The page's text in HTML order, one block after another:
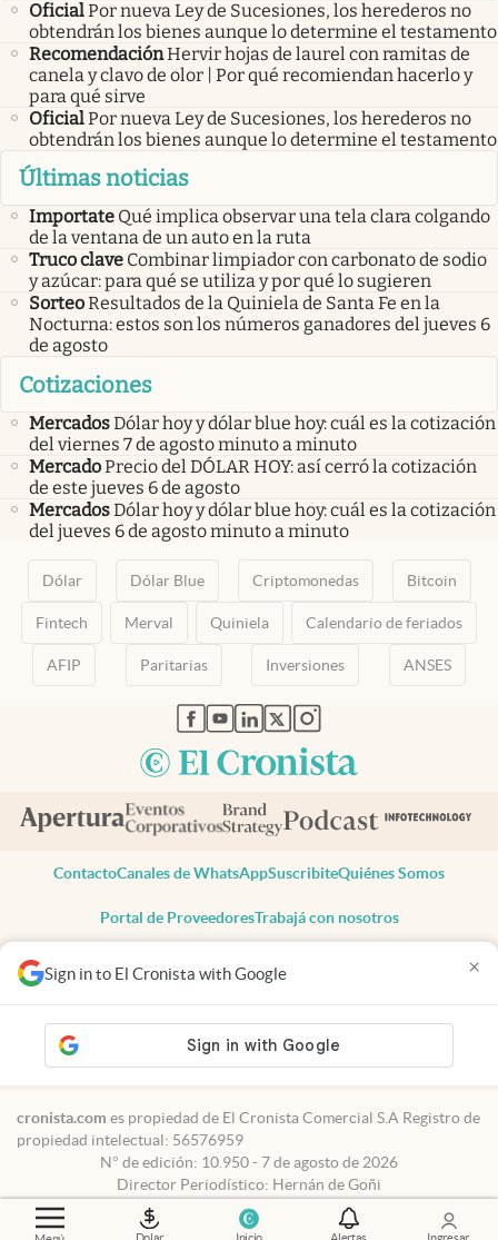
Sign in to El Cronista with Google ×
OficialPor nueva Ley de Sucesiones, los herederos no
obtendrán los bienes aunque lo determine el testamento
RecomendaciónHervir hojas de laurel con ramitas de
canela y clavo de olor | Por qué recomiendan hacerlo y
para qué sirve
OficialPor nueva Ley de Sucesiones, los herederos no
obtendrán los bienes aunque lo determine el testamento
Últimas noticias
Importate Qué implica observar una tela clara colgando
de la ventana de un auto en la ruta
Truco clave Combinar limpiador con carbonato de sodio
y azúcar: para qué se utiliza y por qué lo sugieren
SorteoResultados de la Quiniela de Santa Fe en la
Nocturna: estos son los números ganadores del jueves 6
de agosto
Cotizaciones
MercadosDólar hoy y dólar blue hoy: cuál es la cotización
del viernes 7 de agosto minuto a minuto
MercadoPrecio del DÓLAR HOY: así cerró la cotización
de este jueves 6 de agosto
MercadosDólar hoy y dólar blue hoy: cuál es la cotización
del jueves 6 de agosto minuto a minuto
Dólar Dólar Blue Criptomonedas Bitcoin
Fintech Merval Quiniela Calendario de feriados
AFIP Paritarias Inversiones ANSES
abre en nueva pestaña
abre en nueva pestaña
abre en nueva pestaña
abre en nueva pestaña
abre en nueva pestaña
ContactoCanales de WhatsAppSuscribiteQuiénes Somos
Portal de ProveedoresTrabajá con nosotros
Todos los derechos reservados
Privacidad
Consentimiento
Tel:+54 11 7078-3270
cronista.com es propiedad de El Cronista Comercial S.A Registro de
propiedad intelectual: 56576959
N° de edición: 10.950 - 7 de agosto de 2026
Director Periodístico: Hernán de Goñi